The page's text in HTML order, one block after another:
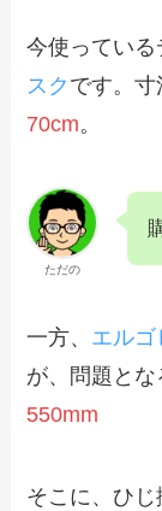
今使っている
スク です。
70cm。
ただの
一方、 エルゴ
が、問題と
550mm
そこに、ひ